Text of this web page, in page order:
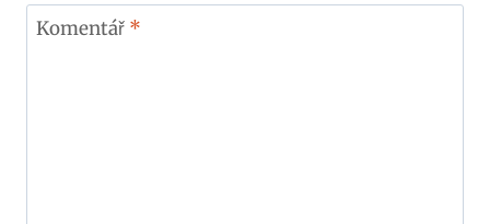
Komentář *